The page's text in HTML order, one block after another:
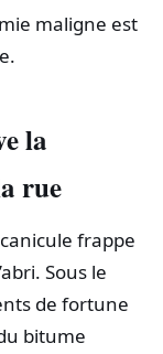
maligne est
la
rue
frappe
Sous le
de fortune
bitume